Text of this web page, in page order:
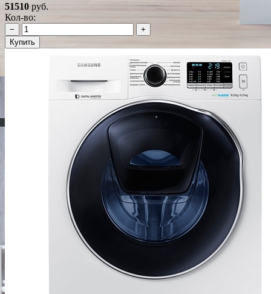
51510 руб.
Кол-во:
−
+
Купить